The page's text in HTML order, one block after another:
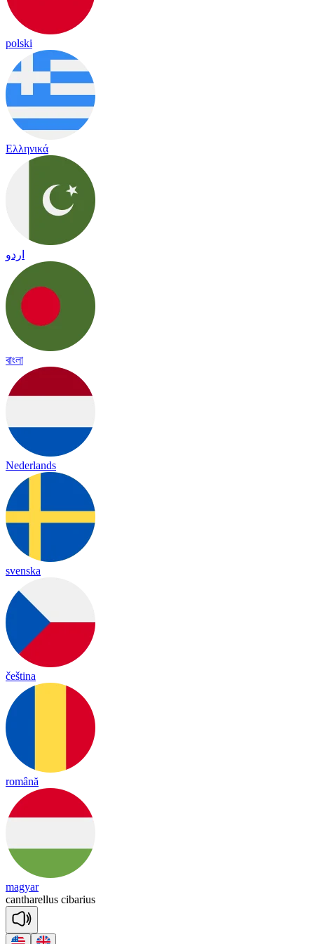
polski
Ελληνικά
اردو
বাংলা
Nederlands
svenska
čeština
română
magyar
cantharellus cibarius